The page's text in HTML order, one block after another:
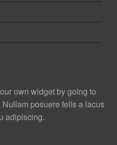
own widget by going to
posuere felis a lacus
adipiscing.